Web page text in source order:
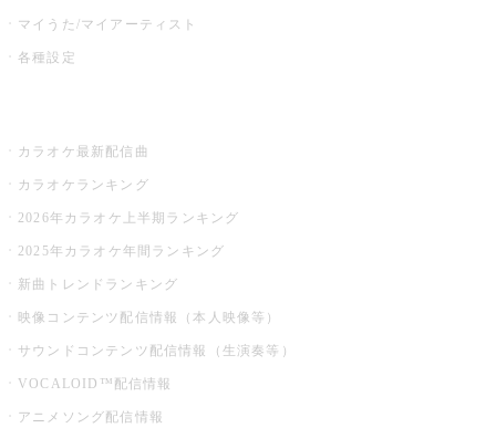
マイうた/マイアーティスト
各種設定
カラオケ最新配信曲
カラオケランキング
2026年カラオケ上半期ランキング
2025年カラオケ年間ランキング
新曲トレンドランキング
映像コンテンツ配信情報（本人映像等）
サウンドコンテンツ配信情報（生演奏等）
VOCALOID™配信情報
アニメソング配信情報